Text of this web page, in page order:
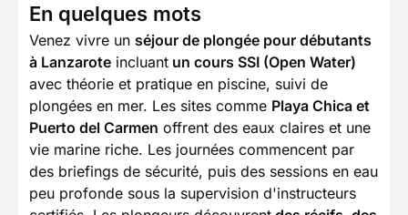
En quelques mots
Venez vivre un séjour de plongée pour débutants
à Lanzarote incluant un cours SSI (Open Water)
avec théorie et pratique en piscine, suivi de
plongées en mer. Les sites comme Playa Chica et
Puerto del Carmen offrent des eaux claires et une
vie marine riche. Les journées commencent par
des briefings de sécurité, puis des sessions en eau
peu profonde sous la supervision d'instructeurs